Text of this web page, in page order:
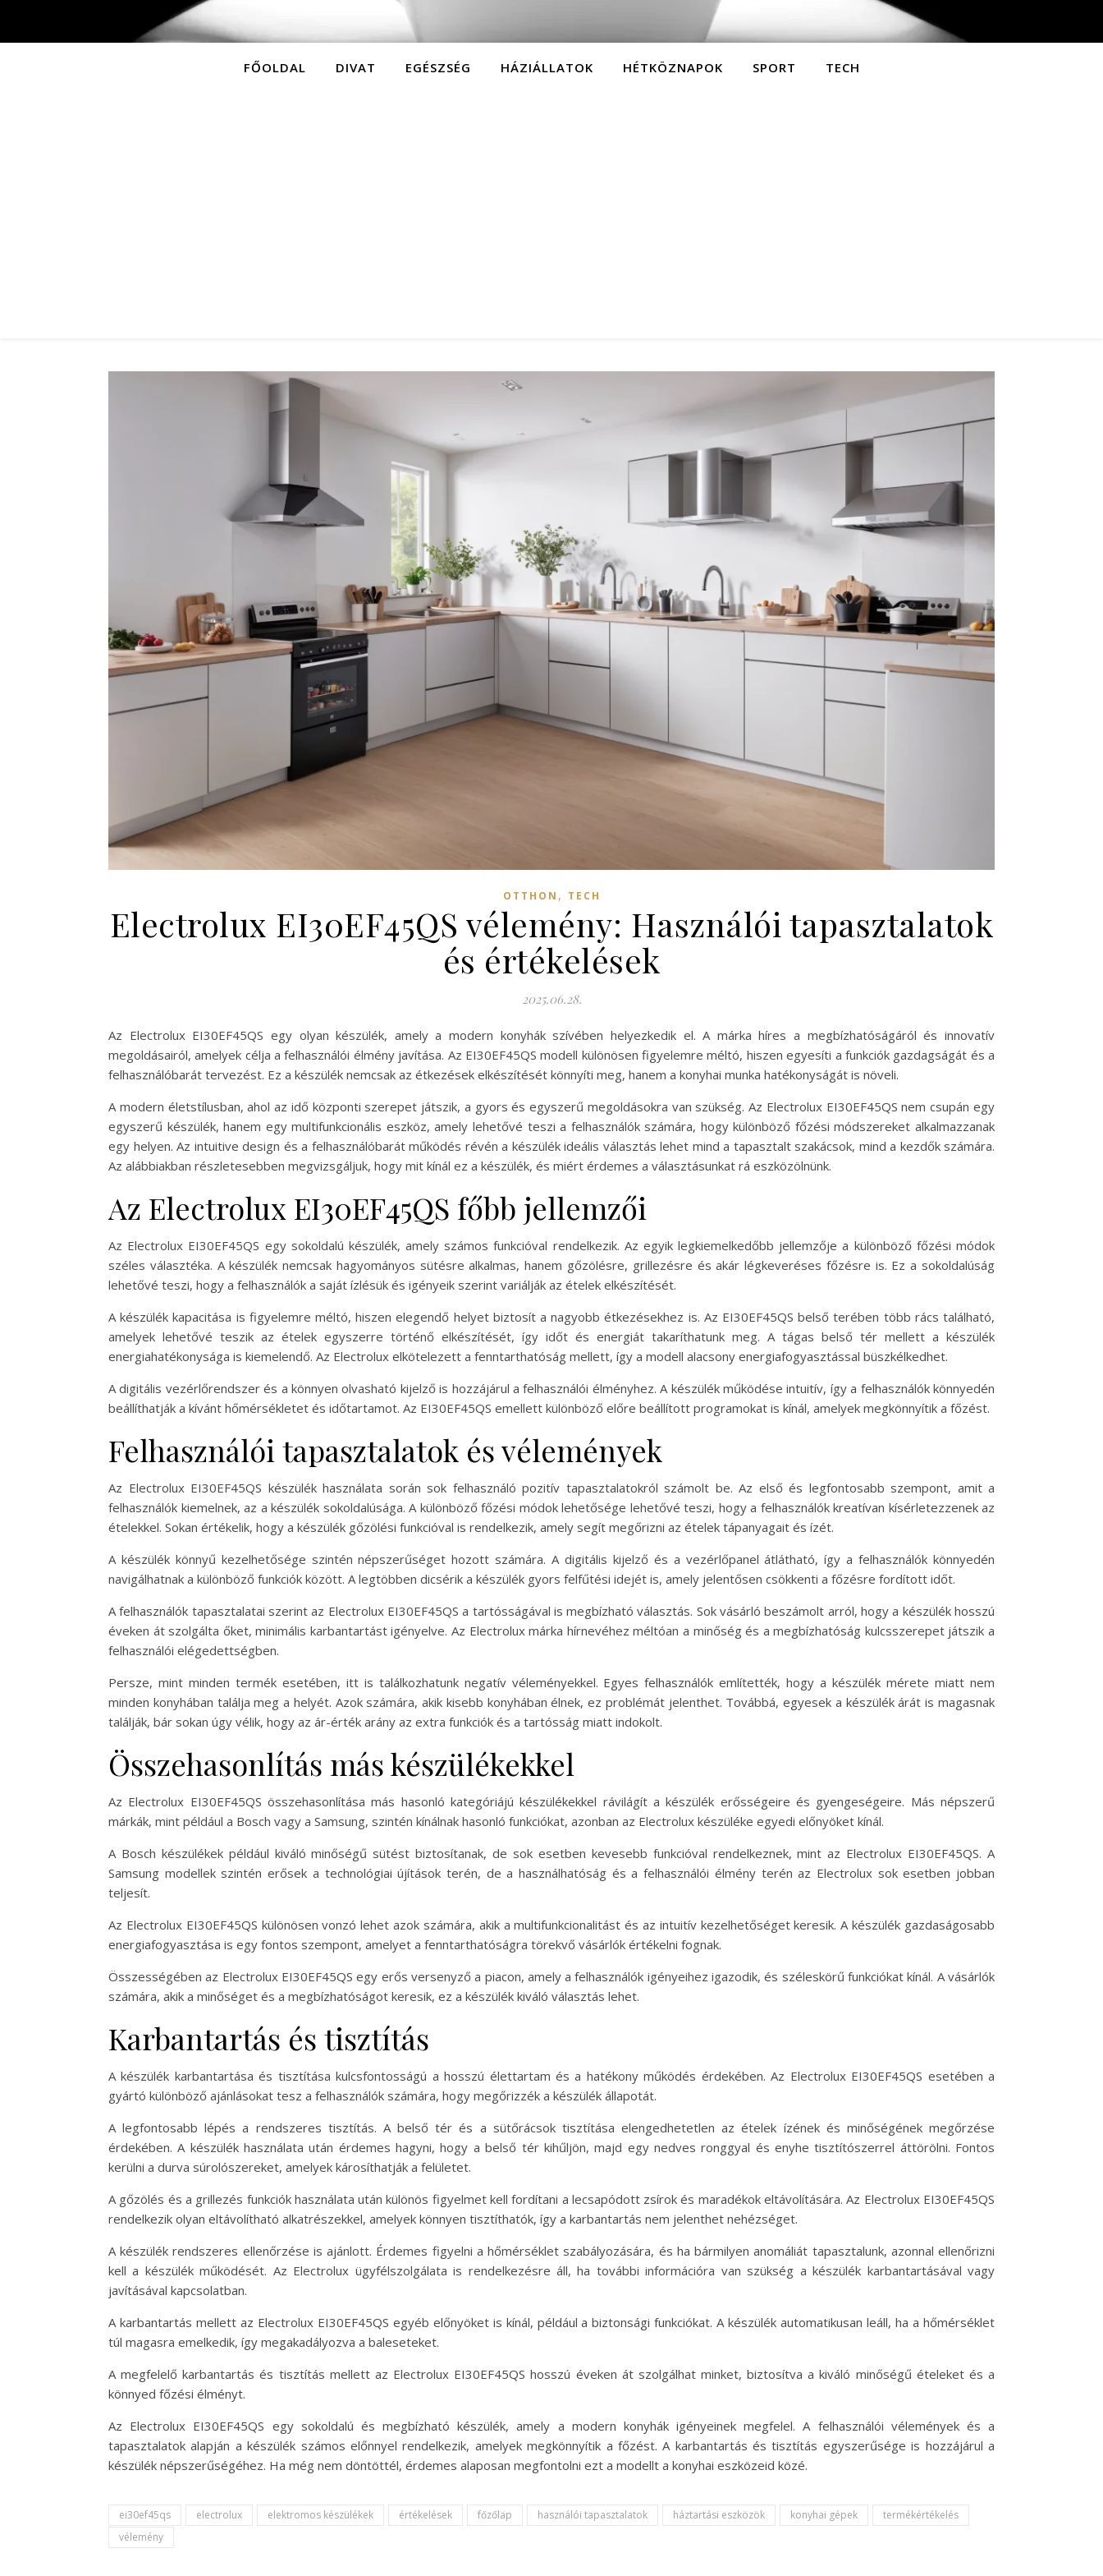
FŐOLDAL DIVAT EGÉSZSÉG HÁZIÁLLATOK HÉTKÖZNAPOK SPORT TECH
OTTHON , TECH
Electrolux EI30EF45QS vélemény: Használói tapasztalatok
és értékelések
2025.06.28.
Az Electrolux EI30EF45QS egy olyan készülék, amely a modern konyhák szívében helyezkedik el. A márka híres a megbízhatóságáról és innovatív
megoldásairól, amelyek célja a felhasználói élmény javítása. Az EI30EF45QS modell különösen figyelemre méltó, hiszen egyesíti a funkciók gazdagságát és a
felhasználóbarát tervezést. Ez a készülék nemcsak az étkezések elkészítését könnyíti meg, hanem a konyhai munka hatékonyságát is növeli.
A modern életstílusban, ahol az idő központi szerepet játszik, a gyors és egyszerű megoldásokra van szükség. Az Electrolux EI30EF45QS nem csupán egy
egyszerű készülék, hanem egy multifunkcionális eszköz, amely lehetővé teszi a felhasználók számára, hogy különböző főzési módszereket alkalmazzanak
egy helyen. Az intuitive design és a felhasználóbarát működés révén a készülék ideális választás lehet mind a tapasztalt szakácsok, mind a kezdők számára.
Az alábbiakban részletesebben megvizsgáljuk, hogy mit kínál ez a készülék, és miért érdemes a választásunkat rá eszközölnünk.
Az Electrolux EI30EF45QS főbb jellemzői
Az Electrolux EI30EF45QS egy sokoldalú készülék, amely számos funkcióval rendelkezik. Az egyik legkiemelkedőbb jellemzője a különböző főzési módok
széles választéka. A készülék nemcsak hagyományos sütésre alkalmas, hanem gőzölésre, grillezésre és akár légkeveréses főzésre is. Ez a sokoldalúság
lehetővé teszi, hogy a felhasználók a saját ízlésük és igényeik szerint variálják az ételek elkészítését.
A készülék kapacitása is figyelemre méltó, hiszen elegendő helyet biztosít a nagyobb étkezésekhez is. Az EI30EF45QS belső terében több rács található,
amelyek lehetővé teszik az ételek egyszerre történő elkészítését, így időt és energiát takaríthatunk meg. A tágas belső tér mellett a készülék
energiahatékonysága is kiemelendő. Az Electrolux elkötelezett a fenntarthatóság mellett, így a modell alacsony energiafogyasztással büszkélkedhet.
A digitális vezérlőrendszer és a könnyen olvasható kijelző is hozzájárul a felhasználói élményhez. A készülék működése intuitív, így a felhasználók könnyedén
beállíthatják a kívánt hőmérsékletet és időtartamot. Az EI30EF45QS emellett különböző előre beállított programokat is kínál, amelyek megkönnyítik a főzést.
Felhasználói tapasztalatok és vélemények
Az Electrolux EI30EF45QS készülék használata során sok felhasználó pozitív tapasztalatokról számolt be. Az első és legfontosabb szempont, amit a
felhasználók kiemelnek, az a készülék sokoldalúsága. A különböző főzési módok lehetősége lehetővé teszi, hogy a felhasználók kreatívan kísérletezzenek az
ételekkel. Sokan értékelik, hogy a készülék gőzölési funkcióval is rendelkezik, amely segít megőrizni az ételek tápanyagait és ízét.
A készülék könnyű kezelhetősége szintén népszerűséget hozott számára. A digitális kijelző és a vezérlőpanel átlátható, így a felhasználók könnyedén
navigálhatnak a különböző funkciók között. A legtöbben dicsérik a készülék gyors felfűtési idejét is, amely jelentősen csökkenti a főzésre fordított időt.
A felhasználók tapasztalatai szerint az Electrolux EI30EF45QS a tartósságával is megbízható választás. Sok vásárló beszámolt arról, hogy a készülék hosszú
éveken át szolgálta őket, minimális karbantartást igényelve. Az Electrolux márka hírnevéhez méltóan a minőség és a megbízhatóság kulcsszerepet játszik a
felhasználói elégedettségben.
Persze, mint minden termék esetében, itt is találkozhatunk negatív véleményekkel. Egyes felhasználók említették, hogy a készülék mérete miatt nem
minden konyhában találja meg a helyét. Azok számára, akik kisebb konyhában élnek, ez problémát jelenthet. Továbbá, egyesek a készülék árát is magasnak
találják, bár sokan úgy vélik, hogy az ár-érték arány az extra funkciók és a tartósság miatt indokolt.
Összehasonlítás más készülékekkel
Az Electrolux EI30EF45QS összehasonlítása más hasonló kategóriájú készülékekkel rávilágít a készülék erősségeire és gyengeségeire. Más népszerű
márkák, mint például a Bosch vagy a Samsung, szintén kínálnak hasonló funkciókat, azonban az Electrolux készüléke egyedi előnyöket kínál.
A Bosch készülékek például kiváló minőségű sütést biztosítanak, de sok esetben kevesebb funkcióval rendelkeznek, mint az Electrolux EI30EF45QS. A
Samsung modellek szintén erősek a technológiai újítások terén, de a használhatóság és a felhasználói élmény terén az Electrolux sok esetben jobban
teljesít.
Az Electrolux EI30EF45QS különösen vonzó lehet azok számára, akik a multifunkcionalitást és az intuitív kezelhetőséget keresik. A készülék gazdaságosabb
energiafogyasztása is egy fontos szempont, amelyet a fenntarthatóságra törekvő vásárlók értékelni fognak.
Összességében az Electrolux EI30EF45QS egy erős versenyző a piacon, amely a felhasználók igényeihez igazodik, és széleskörű funkciókat kínál. A vásárlók
számára, akik a minőséget és a megbízhatóságot keresik, ez a készülék kiváló választás lehet.
Karbantartás és tisztítás
A készülék karbantartása és tisztítása kulcsfontosságú a hosszú élettartam és a hatékony működés érdekében. Az Electrolux EI30EF45QS esetében a
gyártó különböző ajánlásokat tesz a felhasználók számára, hogy megőrizzék a készülék állapotát.
A legfontosabb lépés a rendszeres tisztítás. A belső tér és a sütőrácsok tisztítása elengedhetetlen az ételek ízének és minőségének megőrzése
érdekében. A készülék használata után érdemes hagyni, hogy a belső tér kihűljön, majd egy nedves ronggyal és enyhe tisztítószerrel áttörölni. Fontos
kerülni a durva súrolószereket, amelyek károsíthatják a felületet.
A gőzölés és a grillezés funkciók használata után különös figyelmet kell fordítani a lecsapódott zsírok és maradékok eltávolítására. Az Electrolux EI30EF45QS
rendelkezik olyan eltávolítható alkatrészekkel, amelyek könnyen tisztíthatók, így a karbantartás nem jelenthet nehézséget.
A készülék rendszeres ellenőrzése is ajánlott. Érdemes figyelni a hőmérséklet szabályozására, és ha bármilyen anomáliát tapasztalunk, azonnal ellenőrizni
kell a készülék működését. Az Electrolux ügyfélszolgálata is rendelkezésre áll, ha további információra van szükség a készülék karbantartásával vagy
javításával kapcsolatban.
A karbantartás mellett az Electrolux EI30EF45QS egyéb előnyöket is kínál, például a biztonsági funkciókat. A készülék automatikusan leáll, ha a hőmérséklet
túl magasra emelkedik, így megakadályozva a baleseteket.
A megfelelő karbantartás és tisztítás mellett az Electrolux EI30EF45QS hosszú éveken át szolgálhat minket, biztosítva a kiváló minőségű ételeket és a
könnyed főzési élményt.
Az Electrolux EI30EF45QS egy sokoldalú és megbízható készülék, amely a modern konyhák igényeinek megfelel. A felhasználói vélemények és a
tapasztalatok alapján a készülék számos előnnyel rendelkezik, amelyek megkönnyítik a főzést. A karbantartás és tisztítás egyszerűsége is hozzájárul a
készülék népszerűségéhez. Ha még nem döntöttél, érdemes alaposan megfontolni ezt a modellt a konyhai eszközeid közé.
ei30ef45qs electrolux elektromos készülékek értékelések főzőlap használói tapasztalatok háztartási eszközök konyhai gépek
termékértékelés
vélemény